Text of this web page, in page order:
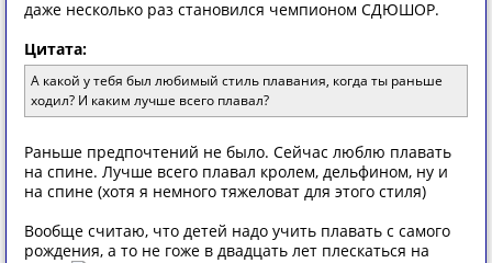
даже несколько раз становился чемпионом СДЮШОР.
Цитата:
А какой у тебя был любимый стиль плавания, когда ты раньше
ходил? И каким лучше всего плавал?
Раньше предпочтений не было. Сейчас люблю плавать
на спине. Лучше всего плавал кролем, дельфином, ну и
на спине (хотя я немного тяжеловат для этого стиля)
Вообще считаю, что детей надо учить плавать с самого
рождения, а то не гоже в двадцать лет плескаться на